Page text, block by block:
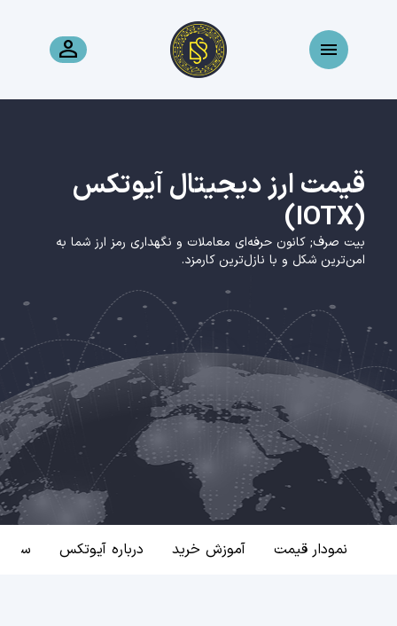
قیمت ارز دیجیتال آیوتکس
(IOTX)
بیت صرف; کانون حرفه‌ای معاملات و نگهداری رمز ارز شما به
امن‌ترین شکل و با نازل‌ترین کارمزد.
نمودار قیمت آموزش خرید درباره آیوتکس